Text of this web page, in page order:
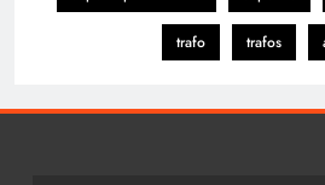
trafo trafos